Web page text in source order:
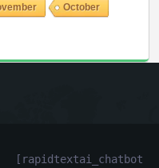
October
[rapidtextai_chatbot